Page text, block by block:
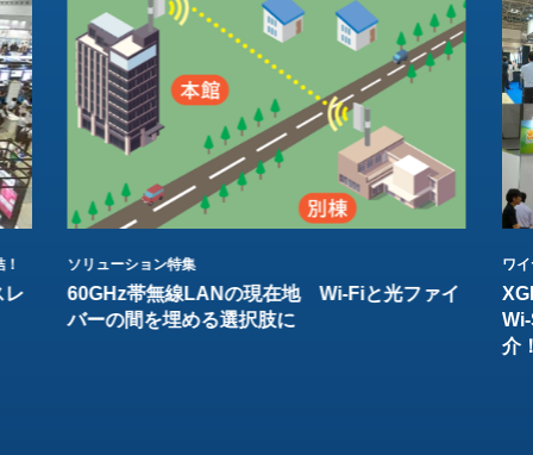
レ
ソリューション特集
60GHz帯無線LANの現在地 Wi-Fiと光ファイ
バーの間を埋める選択肢に
ワ
介